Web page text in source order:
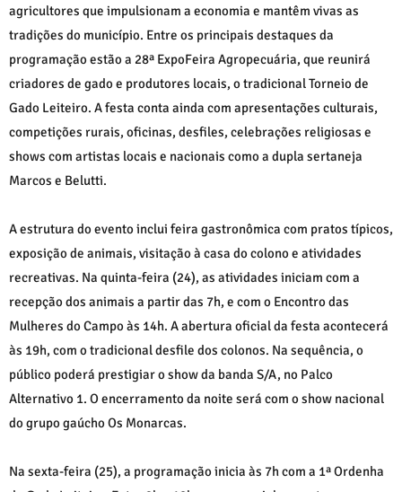
agricultores que impulsionam a economia e mantêm vivas as
tradições do município. Entre os principais destaques da
programação estão a 28ª ExpoFeira Agropecuária, que reunirá
criadores de gado e produtores locais, o tradicional Torneio de
Gado Leiteiro. A festa conta ainda com apresentações culturais,
competições rurais, oficinas, desfiles, celebrações religiosas e
shows com artistas locais e nacionais como a dupla sertaneja
Marcos e Belutti.
A estrutura do evento inclui feira gastronômica com pratos típicos,
exposição de animais, visitação à casa do colono e atividades
recreativas. Na quinta-feira (24), as atividades iniciam com a
recepção dos animais a partir das 7h, e com o Encontro das
Mulheres do Campo às 14h. A abertura oficial da festa acontecerá
às 19h, com o tradicional desfile dos colonos. Na sequência, o
público poderá prestigiar o show da banda S/A, no Palco
Alternativo 1. O encerramento da noite será com o show nacional
do grupo gaúcho Os Monarcas.
Na sexta-feira (25), a programação inicia às 7h com a 1ª Ordenha